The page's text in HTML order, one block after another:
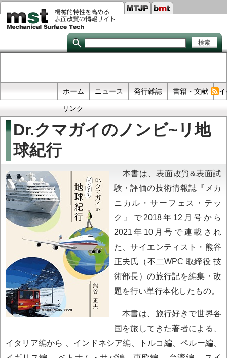
メ
イ
テ
links
ホーム ニュース 発行雑誌 書籍・文献
リンク
Dr.クマガイのノンビ~リ地
球紀行
本書は、表面改質&表面試
験・評価の技術情報誌『メカ
ニカル・サーフェス・テッ
ク』で2018年12月号から
2021年10月号で連載され
た、サイエンティスト・熊谷
正夫氏（不二WPC 取締役 技
術部長）の旅行記を編集・改
題を行い単行本化したもの。
本書は、旅行好きで世界各
国を旅してきた著者による、
イタリア編から 、インドネシア編、トルコ編、ペルー編、